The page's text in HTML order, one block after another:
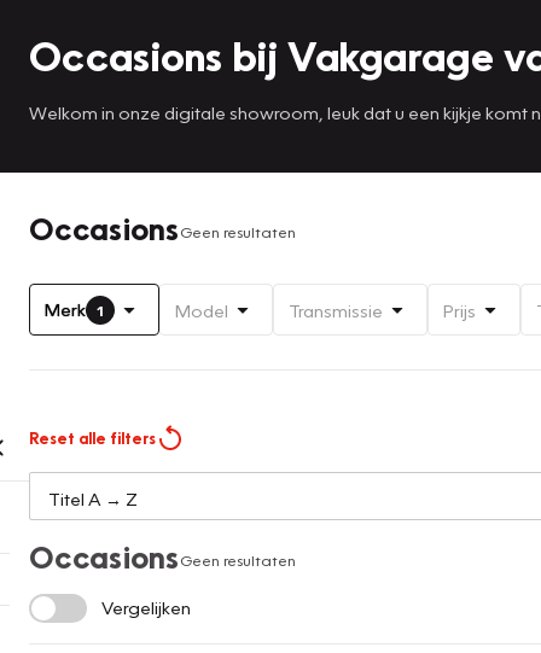
Occasions bij Vakgarage
Welkom in onze digitale showroom, leuk dat u een kijkje komt
OccasionsGeen resultaten
Merk 1 Model Transmissie Prijs
Reset alle filters
OccasionsGeen resultaten
Vergelijken